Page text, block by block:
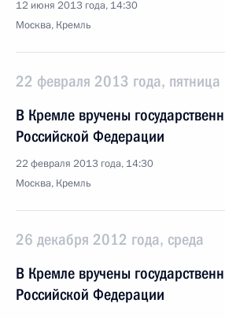
12 июня 2013 года, 14:30
Москва, Кремль
22 февраля 2013 года, пятница
В Кремле вручены
Российской Федерации
22 февраля 2013 года, 14:30
Москва, Кремль
26 декабря 2012 года, среда
В Кремле вручены
Российской Федерации